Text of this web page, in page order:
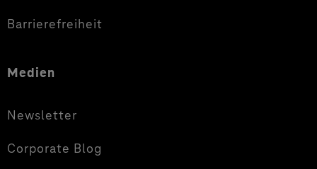
Barrierefreiheit
Medien
Newsletter
Corporate Blog